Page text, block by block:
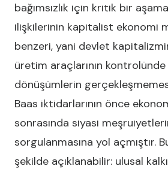
bağımsızlık için kritik bir
ilişkilerinin kapitalist ekonomi
benzeri, yani devlet
üretim araçlarının
dönüşümlerin
Baas iktidarlarının önce
sonrasında siyasi
sorgulanmasına yol açmıştır.
şekilde açıklanabilir: ulusal